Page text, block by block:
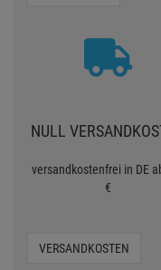
NULL
versandkostenfrei in DE
€
VERSANDKOSTEN